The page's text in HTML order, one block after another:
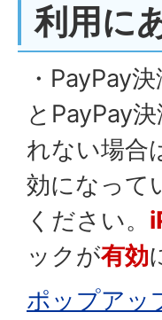
利用に
・PayPay
とPayPay
れない場合
効になって
ください。
ックが有効
ポップアッ